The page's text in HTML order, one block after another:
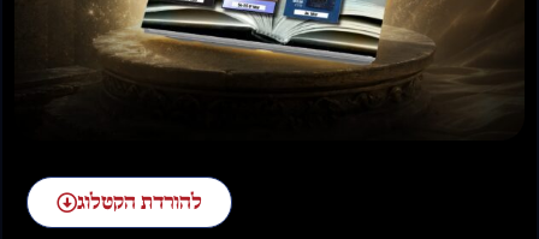
להזמנות חייגו:
02-58-58-58-1 שלוחה 2 להורדת הקטלוג